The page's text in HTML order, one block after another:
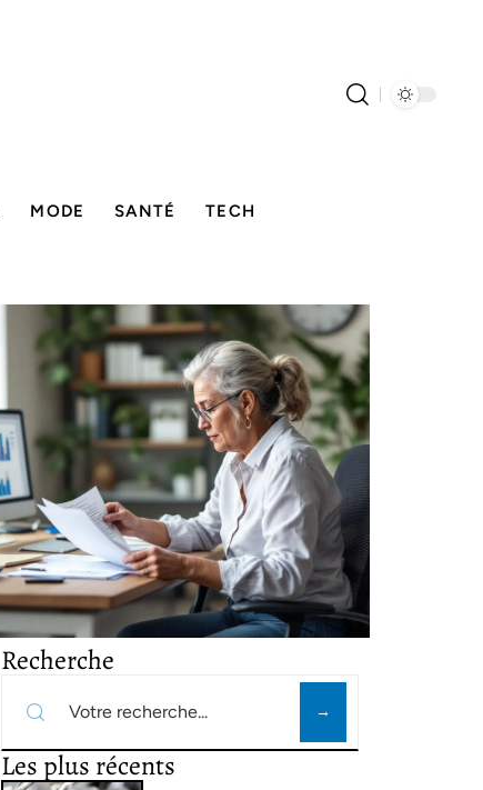
MODE SANTÉ TECH
Recherche
Les plus récents